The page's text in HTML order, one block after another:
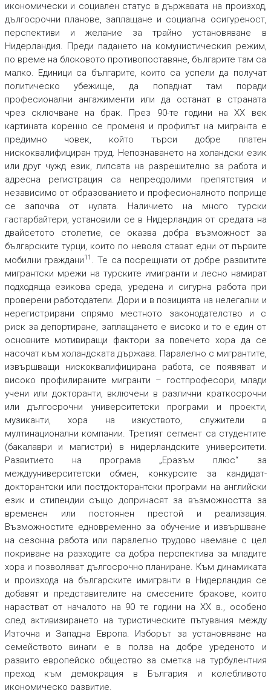
икономически и социален статус в държавата на произход,
дългосрочни планове, заплащане и социална осигуреност,
перспективи и желание за трайно установяване в
Нидерландия. Преди падането на комунистическия режим,
по време на блоковото противопоставяне, българите там са
малко. Единици са българите, които са успели да получат
политическо убежище, да попаднат там поради
професионални ангажименти или да останат в страната
чрез сключване на брак. През 90-те години на ХХ век
картината коренно се променя и профилът на мигранта е
предимно човек, който търси добре платен
нискоквалифициран труд. Непознаването на холандски език
или друг чужд език, липсата на разрешително за работа и
адресна регистрация са непреодолими препятствия и
независимо от образованието и професионалното поприще
се започва от нулата. Наличието на много турски
гастарбайтери, установили се в Нидерландия от средата на
двайсетото столетие, се оказва добра възможност за
българските турци, които по неволя стават едни от първите
мобилни граждани11 . Те са посрещнати от добре развитите
мигрантски мрежи на турските имигранти и лесно намират
подходяща езикова среда, уредена и сигурна работа при
проверени работодатели. Дори и в позицията на нелегални и
нерегистрирани спрямо местното законодателство и с
риск за депортиране, заплащането е високо и то е един от
основните мотивиращи фактори за повечето хора да се
насочат към холандската държава. Паралелно с мигрантите,
извършващи нискоквалифицирана работа, се появяват и
високо профилираните мигранти – гостпрофесори, млади
учени или докторанти, включени в различни краткосрочни
или дългосрочни университетски програми и проекти,
музиканти, хора на изкуството, служители в
мултинационални компании. Третият сегмент са студентите
(бакалаври и магистри) в нидерландските университети.
Развитието на програма „Еразъм плюс“ за
междууниверситетски обмен, конкурсите за кандидат-
докторантски или постдокторантски програми на английски
език и стипендии също допринасят за възможността за
временен или постоянен престой и реализация.
Възможностите едновременно за обучение и извършване
на сезонна работа или паралелно трудово наемане с цел
покриване на разходите са добра перспектива за младите
хора и позволяват дългосрочно планиране. Към динамиката
и произхода на българските имигранти в Нидерландия се
добавят и представителите на смесените бракове, които
нарастват от началото на 90 те години на ХХ в., особено
след активизирането на туристическите пътувания между
Източна и Западна Европа. Изборът за установяване на
семейството винаги е в полза на добре уреденото и
развито европейско общество за сметка на турбулентния
преход към демокрация в България и колебливото
икономическо развитие.